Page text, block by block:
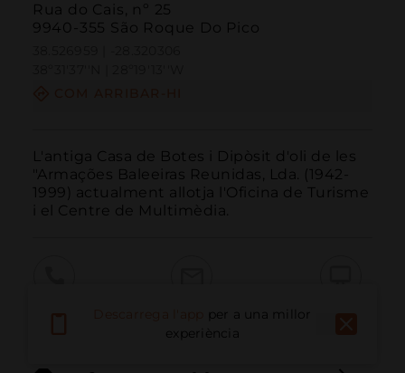
Rua do Cais, nº 25
9940-355 São Roque Do Pico
L'antiga Casa de Botes i Dipòsit d'oli de les
"Armações Baleeiras Reunidas, Lda. (1942-
1999) actualment allotja l'Oficina de Turisme
i el Centre de Multimèdia.
Emailper a una millor
experiència